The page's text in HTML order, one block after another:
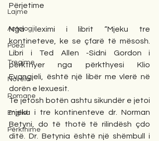
Lajme
Antologji
Poezi
Tregime
Novela
Romane
English
Përkthime
Përjetime
Nga leximi i librit “Mjeku tre
kontineteve, ke se çfarë të mësosh.
Libri i Ted Allen -Sidni Gordon i
përkthyer nga përkthyesi Klio
Evangjeli, është një libër me vlerë në
dorën e lexuesit.
Te jetosh botën ashtu sikundër e jetoi
mjeku i tre kontinenteve dr. Norman
Betyni, do të thotë të rilindësh çdo
ditë. Dr. Betynia është një shëmbull i